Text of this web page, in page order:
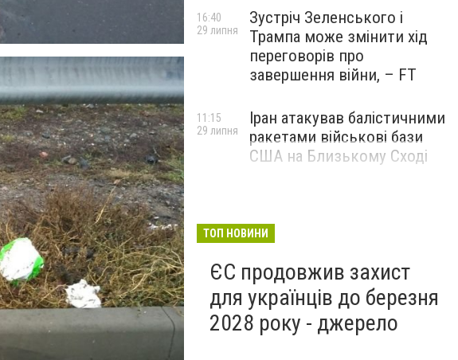
Зустріч Зеленського і
Трампа може змінити хід
переговорів про
завершення війни, – FT
16:40
29 липня
Іран атакував балістичними
ракетами військові бази
США на Близькому Сході
11:15
29 липня
ТОП НОВИНИ
ЄС продовжив захист
для українців до березня
2028 року - джерело